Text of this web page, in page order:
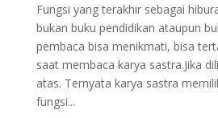
Fungsi yang terakhir sebagai
bukan buku pendidikan ataupun
pembaca bisa menikmati, bisa
saat membaca karya sastra.Jika
atas. Ternyata karya sastra
fungsi...